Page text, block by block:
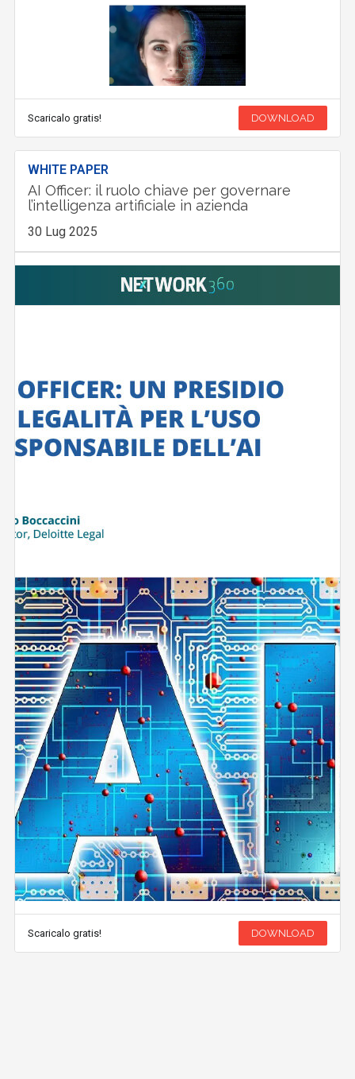
Scaricalo gratis! DOWNLOAD
WHITE PAPER
AI Officer: il ruolo chiave per governare
l’intelligenza artificiale in azienda
30 Lug 2025
Scaricalo gratis! DOWNLOAD